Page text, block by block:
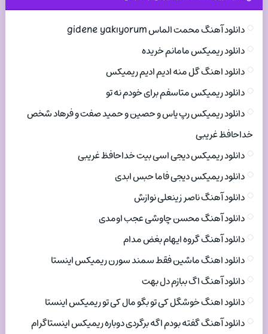
دانلود آهنگ محمت الماس gidene yakıyorum
دانلود ریمیکس مامانم خریده
دانلود اهنگ گل منه ادیم ادیم ریمیکس
دانلود ریمیکس متاسفم برای خودم نه تو
دانلود ریمیکس رپ یاس و حصین و حمید صفت و فرهاد شخص
خداحافظ غریبی
دانلود ریمیکس دیجی اسی بیت خداحافظ غریبی
دانلود ریمیکس دیجی فاما حبس ابدی
دانلود آهنگ ناصر زینعلی نوازش
دانلود آهنگ محسن چاوشی عجب اومدی
دانلود آهنگ گروه ایهام بغض مدام
دانلود اهنگ ماشین فقط سمند سورن ریمیکس اینستا
دانلود آهنگ اگ ببازم دل بهت
دانلود اهنگ خوشگل کی تو بگو مال کی تو ریمیکس اینستا
دانلود آهنگ گفته بودم اگه برگردی دوباره ریمیکس اینستاگرام